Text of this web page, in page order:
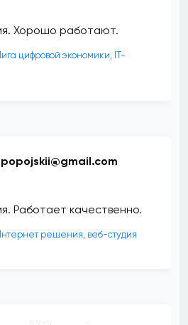
Хорошо работают.
цифровой экономики, IT-
Работает качественно.
решения, веб-студия